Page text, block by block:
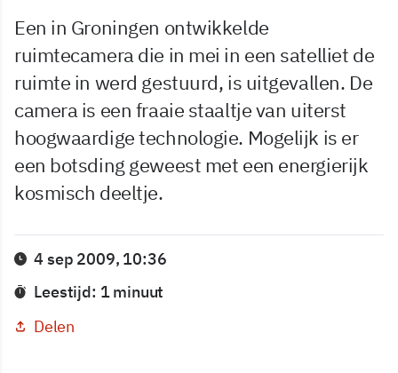
Een in Groningen ontwikkelde
ruimtecamera die in mei in een satelliet de
ruimte in werd gestuurd, is uitgevallen. De
camera is een fraaie staaltje van uiterst
hoogwaardige technologie. Mogelijk is er
een botsding geweest met een energierijk
kosmisch deeltje.
4 sep 2009, 10:36
Leestijd: 1 minuut
Delen